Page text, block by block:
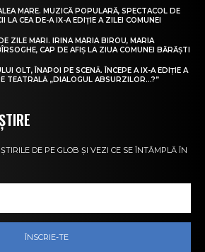
MARE. MUZICĂ POPULARĂ, SPECTACOL DE
LA CEA DE-A IX-A EDIȚIE A ZILEI COMUNEI
ZILE MARI. IRINA MARIA BIROU, MARIA
CAP DE AFIȘ LA ZIUA COMUNEI BĂRĂȘTI
OLT, ÎNAPOI PE SCENĂ. ÎNCEPE A IX-A EDIȚIE A
TEATRALĂ „DIALOGUL ABSURZILOR…?”
DE PE GLOB ȘI VEZI CE SE ÎNTÂMPLĂ ÎN
ÎNSCRIE-TE